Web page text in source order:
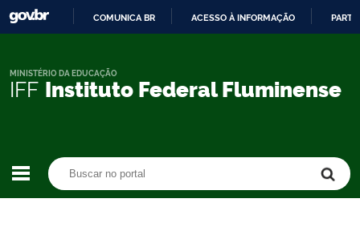
CONTEÚDO
COMUNICA BR ACESSO À INFORMAÇÃO
IFF Instituto Federal Fluminense
MINISTÉRIO DA EDUCAÇÃO